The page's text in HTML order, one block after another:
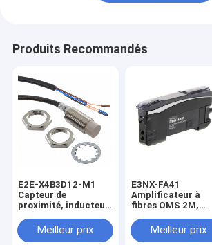
Produits Recommandés
E2E-X4B3D12-M1
Capteur de
proximité, inducteur,
court, M12, blindé, 4
mm, CC, 3 fils, PNP
Meilleur prix
E3NX-FA41
Amplificateur à
fibres OMS 2M,
numérique, réglage
intelligent, PNP,
Meilleur prix